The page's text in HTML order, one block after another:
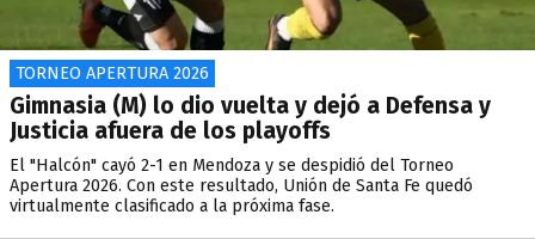
TORNEO APERTURA 2026
Gimnasia (M) lo dio vuelta y dejó a Defensa y
Justicia afuera de los playoffs
El "Halcón" cayó 2-1 en Mendoza y se despidió del Torneo
Apertura 2026. Con este resultado, Unión de Santa Fe quedó
virtualmente clasificado a la próxima fase.